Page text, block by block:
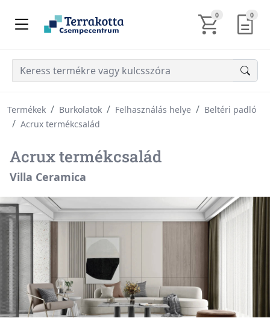
0KOSÁR 0
Termékek Burkolatok Felhasználás helye
Beltéri padló
Acrux termékcsalád
Acrux termékcsalád
Villa Ceramica